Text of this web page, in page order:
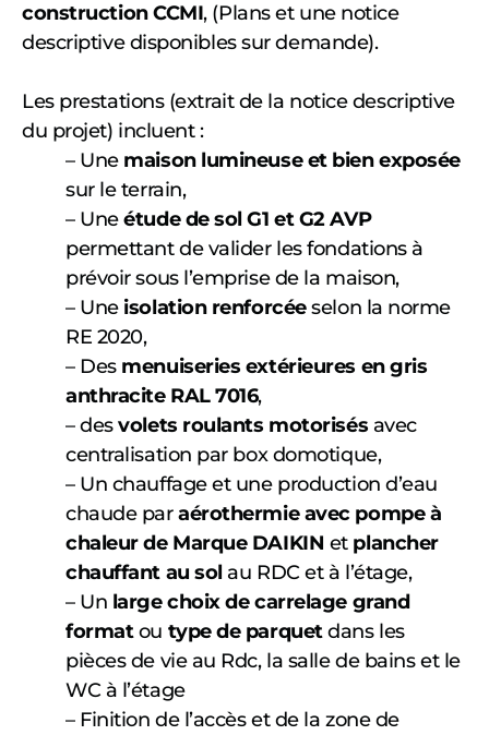
construction CCMI, (Plans et une notice
descriptive disponibles sur demande).
Les prestations (extrait de la notice descriptive
du projet) incluent :
– Une maison lumineuse et bien exposée
sur le terrain,
– Uneétude de sol G1 et G2 AVP
permettant de valider les fondations à
prévoir sous l’emprise de la maison,
– Une isolation renforcéeselon la norme
RE 2020,
– Des menuiseries extérieures en gris
anthracite RAL 7016,
– desvolets roulants motorisés avec
centralisation par box domotique,
– Un chauffage et une production d’eau
chaude paraérothermie avec pompe à
chaleur de Marque DAIKIN et plancher
chauffant au sol au RDC et à l’étage,
– Un large choix de carrelage grand
formatou type de parquetdans les
pièces de vie au Rdc, la salle de bains et le
WC à l’étage
– Finition de l’accès et de la zone de